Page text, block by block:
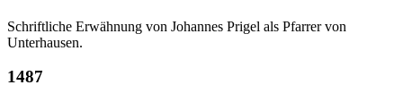
Schriftliche Erwähnung von Johannes Prigel als Pfarrer von
Unterhausen.
1487